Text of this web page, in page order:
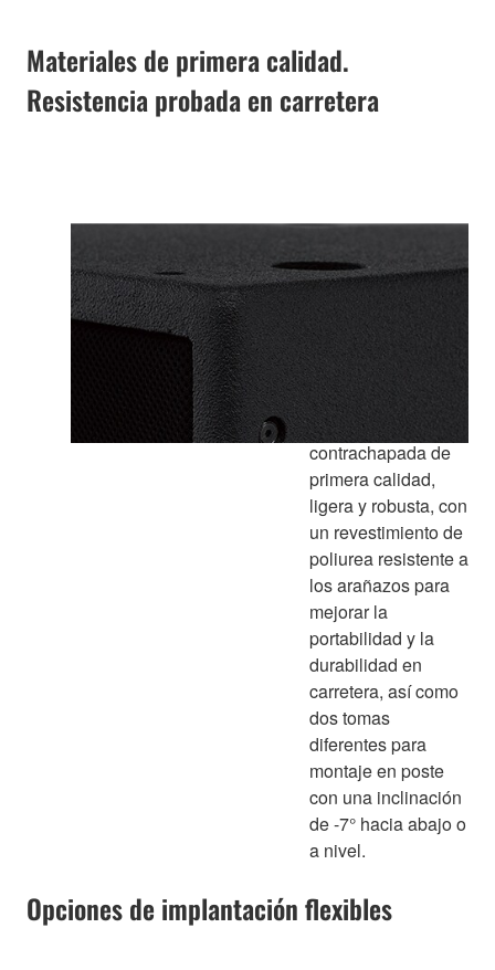
Materiales de primera calidad.
Resistencia probada en carretera
Recinto
especialmente
diseñado está
fabricada en
madera
contrachapada de
primera calidad,
ligera y robusta, con
un revestimiento de
poliurea resistente a
los arañazos para
mejorar la
portabilidad y la
durabilidad en
carretera, así como
dos tomas
diferentes para
montaje en poste
con una inclinación
de -7° hacia abajo o
a nivel.
Opciones de implantación flexibles